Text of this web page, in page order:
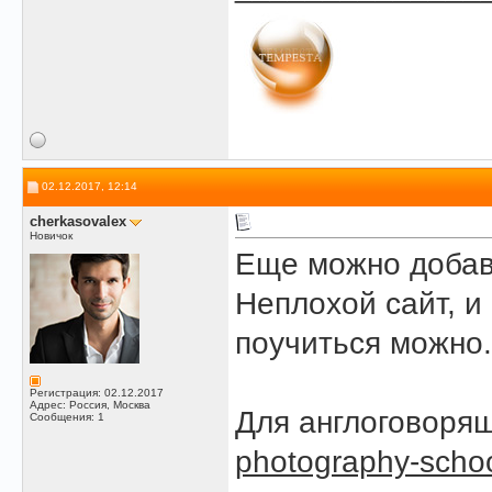
02.12.2017, 12:14
сherkasovalex
Новичок
Регистрация: 02.12.2017
Адрес: Россия, Москва
Сообщения: 1
Еще можно
Неплохой сайт,
поучиться можно.
Для
photography-